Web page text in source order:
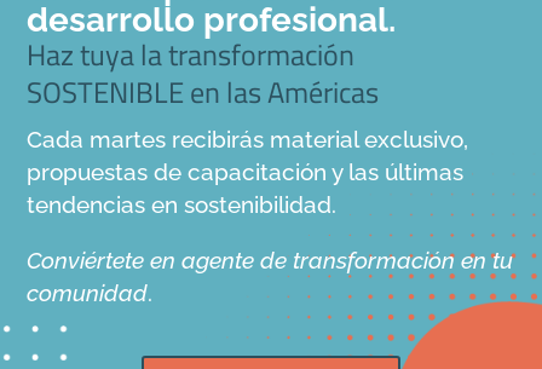
desarrollo profesional.
Haz tuya la transformación
SOSTENIBLE en las Américas
Cada martes recibirás material exclusivo,
propuestas de capacitación y las últimas
tendencias en sostenibilidad.
Conviértete en agente de transformación en tu
comunidad.